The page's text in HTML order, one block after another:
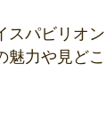
スパビリオ
魅力や見ど